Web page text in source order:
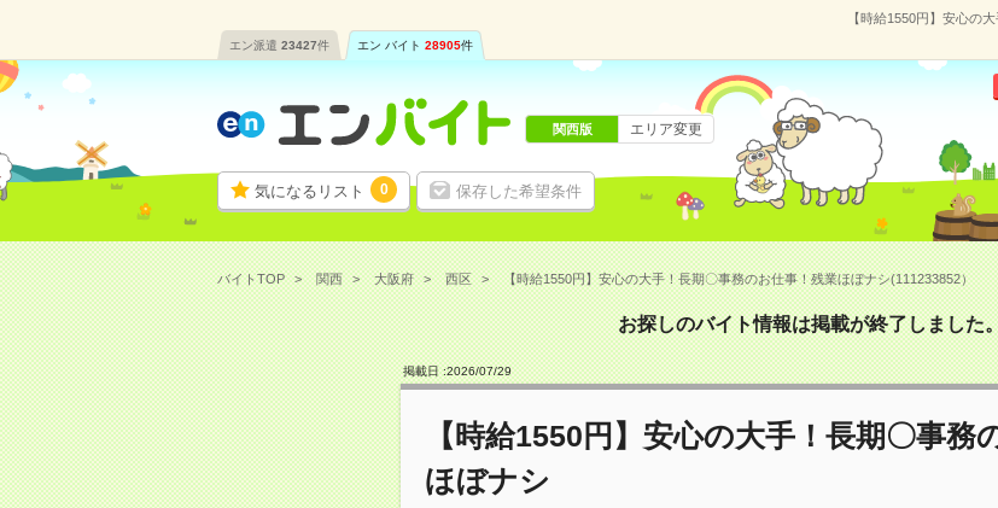
【時給1550円】安心の
エン派遣 23427件 エン バイト 28905件
気になるリスト 0 保存した希望条件
関西版 エリア変更
バイトTOP 関西 大阪府 西区 【時給1550円】安心の大手！長期〇事務のお仕事！残業ほぼナシ(111233852）
お探しのバイト情報は掲載が終了しました
掲載日 :2026/07/29
【時給1550円】安心の大手！長期〇事務
ほぼナシ